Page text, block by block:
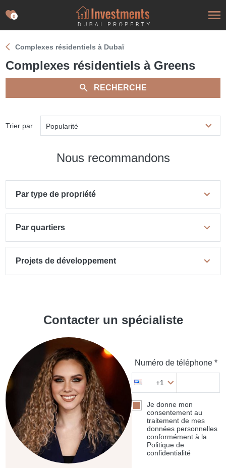
0
Complexes résidentiels à Dubaï
Complexes résidentiels à Greens
RECHERCHE
Trier par Popularité
Nous recommandons
Par type de propriété
Par quartiers
Projets de développement
Contacter un spécialiste
Numéro de téléphone *
+1
Je donne mon
consentement au
traitement de mes
données personnelles
conformément à la
Politique de
confidentialité